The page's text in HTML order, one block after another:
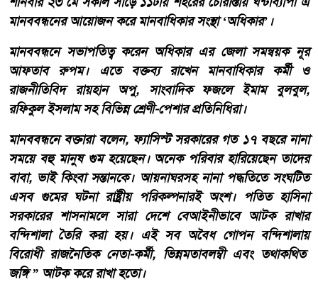
মানববন্ধনের আয়োজন করে মানবাধিকার সংস্থা ‘অধিকার’।
মানববন্ধনে সভাপতিত্ব করেন অধিকার এর জেলা সমন্বয়ক নূর
আফতাব রুপম। এতে বক্তব্য রাখেন মানবাধিকার কর্মী ও
রাজনীতিবিদ রায়হান অপু, সাংবাদিক ফজলে ইমাম বুলবুল,
রফিকুল ইসলাম সহ বিভিন্ন শ্রেণী-পেশার প্রতিনিধিরা।
মানববন্ধনে বক্তারা বলেন, ফ্যাসিস্ট সরকারের গত ১৭ বছরে নানা
সময়ে বহু মানুষ গুম হয়েছেন। অনেক পরিবার হারিয়েছেন তাদের
বাবা, ভাই কিংবা সন্তানকে। আয়নাঘরসহ নানা পদ্ধতিতে সংঘটিত
এসব গুমের ঘটনা রাষ্ট্রীয় পরিকল্পনারই অংশ। পতিত হাসিনা
সরকারের শাসনামলে সারা দেশে বেআইনীভাবে আটক রাখার
বন্দিশালা তৈরি করা হয়। এই সব অবৈধ গোপন বন্দিশালায়
বিরোধী রাজনৈতিক নেতা-কর্মী, ভিন্নমতাবলম্বী এবং তথাকথিত
জঙ্গি ” আটক করে রাখা হতো।